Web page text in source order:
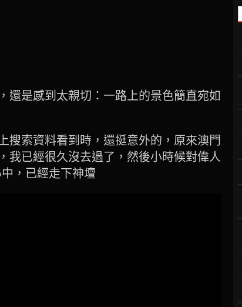
還是感到太親切：一路上的景色簡直宛如
搜索資料看到時，還挺意外的，原來澳門
我已經很久沒去過了，然後小時候對偉人
，已經走下神壇